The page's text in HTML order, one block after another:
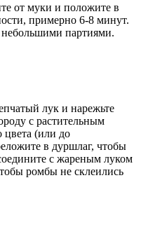
от муки и положите в
примерно 6-8 минут.
небольшими партиями.
лук и нарежьте
с растительным
цвета (или до
в дуршлаг, чтобы
с жареным луком
ромбы не склеились